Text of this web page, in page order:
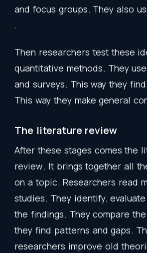
and focus groups. They also
.
Then researchers test these
quantitative methods. They use
and surveys. This way they find
This way they make general
The literature review
After these stages comes the
review. It brings together all
on a topic. Researchers read
studies. They identify, evaluate
the findings. They compare the
they find patterns and gaps.
researchers improve old